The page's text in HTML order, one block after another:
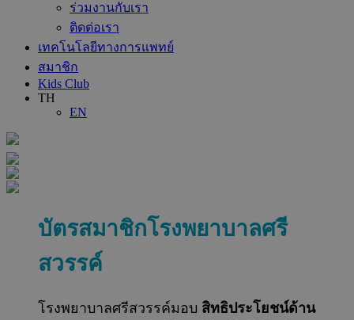
ร่วมงานกับเรา
ติดต่อเรา
เทคโนโลยีทางการแพทย์
สมาชิก
Kids Club
TH
EN
บัตรสมาชิกโรงพยาบาลศรี
สวรรค์
โรงพยาบาลศรีสวรรค์มอบ สิทธิประโยชน์ด้าน